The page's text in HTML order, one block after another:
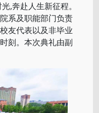
,奔赴人生新征程。
系及职能部门负责
友代表以及非毕业
刻。本次典礼由副